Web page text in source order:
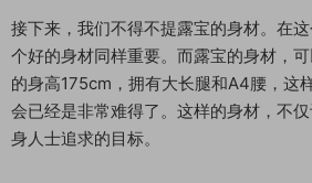
接下来，我们不得不提露宝的身材。在
个好的身材同样重要。而露宝的身材，
的身高175cm，拥有大长腿和A4腰，这
会已经是非常难得了。这样的身材，不
身人士追求的目标。